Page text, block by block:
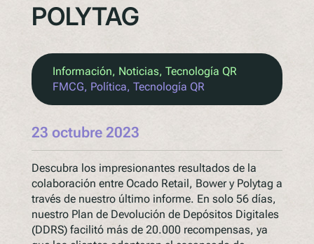
POLYTAG
Información, Noticias, Tecnología QR
FMCG, Política, Tecnología QR
23 octubre 2023
Descubra los impresionantes resultados de la
colaboración entre Ocado Retail, Bower y Polytag a
través de nuestro último informe. En solo 56 días,
nuestro Plan de Devolución de Depósitos Digitales
(DDRS) facilitó más de 20.000 recompensas, ya